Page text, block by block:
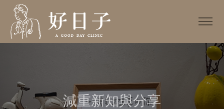
減重新知與分享